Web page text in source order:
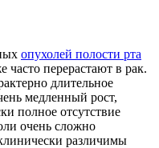
опухолей полости рта
часто перерастают в рак.
длительное
медленный рост,
полное отсутствие
очень сложно
различимы